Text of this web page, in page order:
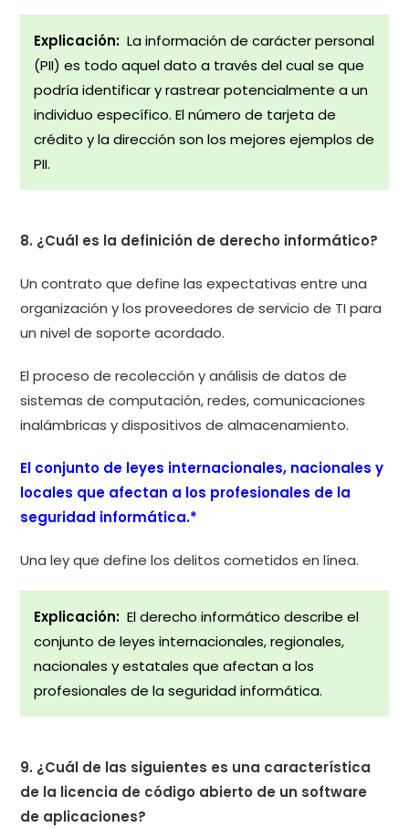
Explicación: La información de carácter personal
(PII) es todo aquel dato a través del cual se que
podría identificar y rastrear potencialmente a un
individuo específico. El número de tarjeta de
crédito y la dirección son los mejores ejemplos de
PII.
8. ¿Cuál es la definición de derecho informático?
Un contrato que define las expectativas entre una
organización y los proveedores de servicio de TI para
un nivel de soporte acordado.
El proceso de recolección y análisis de datos de
sistemas de computación, redes, comunicaciones
inalámbricas y dispositivos de almacenamiento.
El conjunto de leyes internacionales, nacionales y
locales que afectan a los profesionales de la
seguridad informática.*
Una ley que define los delitos cometidos en línea.
Explicación: El derecho informático describe el
conjunto de leyes internacionales, regionales,
nacionales y estatales que afectan a los
profesionales de la seguridad informática.
9. ¿Cuál de las siguientes es una característica
de la licencia de código abierto de un software
de aplicaciones?